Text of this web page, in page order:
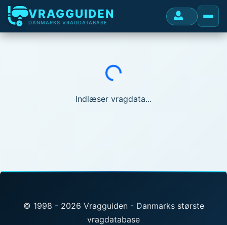
VRAGGUIDEN
DANMARKS VRAGDATABASE
Indlæser...
Indlæser vragdata...
© 1998 - 2026 Vragguiden - Danmarks største
vragdatabase